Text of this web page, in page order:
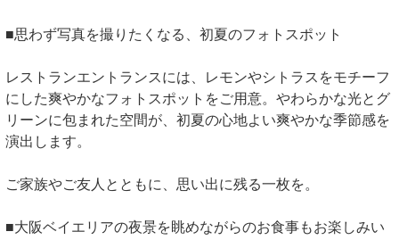
■思わず写真を撮りたくなる、初夏のフォトスポット
レストランエントランスには、レモンやシトラスをモチーフ
にした爽やかなフォトスポットをご用意。やわらかな光とグ
リーンに包まれた空間が、初夏の心地よい爽やかな季節感を
演出します。
ご家族やご友人とともに、思い出に残る一枚を。
■大阪ベイエリアの夜景を眺めながらのお食事もお楽しみい